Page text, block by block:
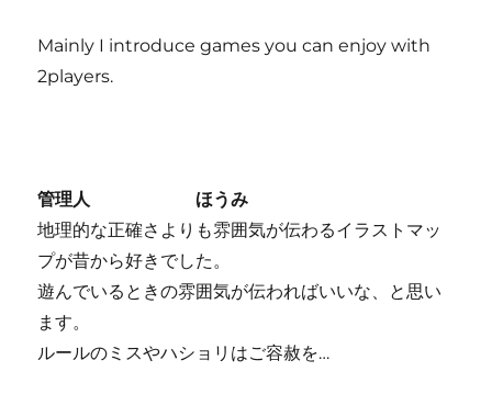
Mainly I introduce games you can enjoy with
2players.
管理人 ほうみ
地理的な正確さよりも雰囲気が伝わるイラストマッ
プが昔から好きでした。
遊んでいるときの雰囲気が伝わればいいな、と思い
ます。
ルールのミスやハショリはご容赦を…